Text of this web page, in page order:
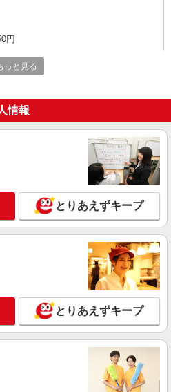
円
馬区内のクリニック
料老人ホームでの看護師
看護師2200円/看護師2300円 ※資格や
馬区
詳細を見る
本社 第3営業部
料老人ホームでの看護師
看護師2100円〜2200円/看護師2200
※資格や経験などによる
馬区
詳細を見る
っと見る
情報
とりあえずキープ
とりあえずキープ